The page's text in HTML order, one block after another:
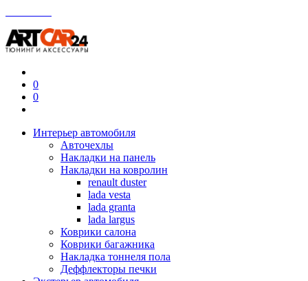
0
0
Интерьер автомобиля
Авточехлы
Накладки на панель
Накладки на ковролин
renault duster
lada vesta
lada granta
lada largus
Коврики салона
Коврики багажника
Накладка тоннеля пола
Деффлекторы печки